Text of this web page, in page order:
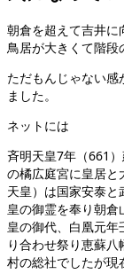
朝倉を超えて吉井に
鳥居が大きくて階段
ただもんじゃない
ました。
ネットには
斉明天皇7年（661
の橘広庭宮に皇居と
天皇）は国家安泰
皇の御霊を奉り朝
皇の御代、白凰元年
り合わせ祭り恵蘇
村の総社でしたが